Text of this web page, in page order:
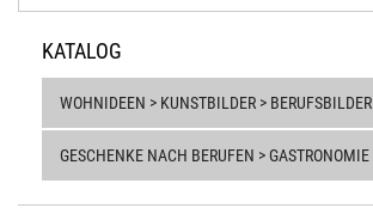
KATALOG
WOHNIDEEN > KUNSTBILDER > BERUFSBILDER
GESCHENKE NACH BERUFEN > GASTRONOMIE